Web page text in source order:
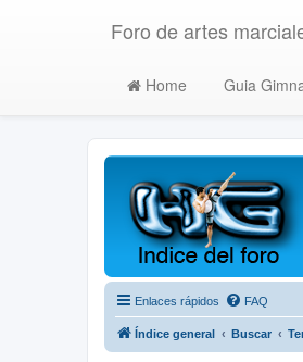
Foro de artes
Home Guia
Enlaces rápidos FAQ
Índice general Buscar